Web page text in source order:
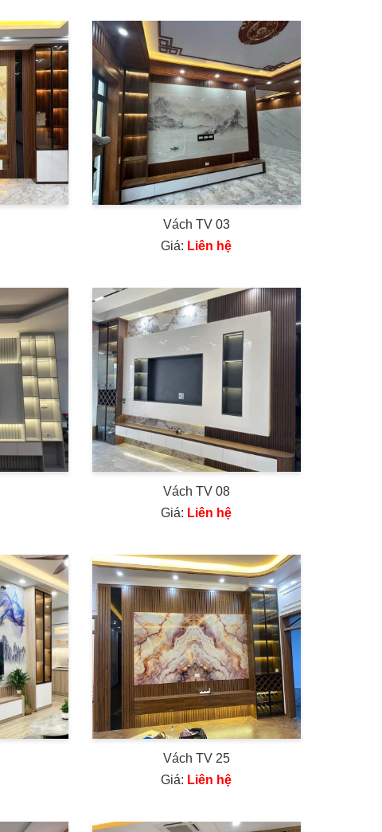
Vách TV 03
Giá: Liên hệ
Vách TV 08
Giá: Liên hệ
Vách TV 25
Giá: Liên hệ